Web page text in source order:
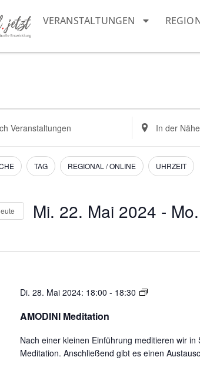
VERANSTALTUNGEN
Standort
eingeben.
Suche
nach
TAG REGIONAL / ONLINE UHRZEIT
Mi. 22. Mai 2024 -
AMODINI Meditation
Di. 28. Mai 2024: 18:00 - 18:30
AMODINI
Nach einer kleinen Einführung meditieren wir
Meditation. Anschließend gibt es einen